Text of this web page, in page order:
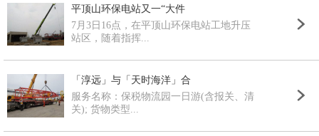
平顶山环保电站又一“大件
7月3日16点，在平顶山环保电站工地升压
站区，随着指挥...
「淳远」与「天时海洋」合
服务名称：保税物流园一日游(含报关、清
关); 货物类型...